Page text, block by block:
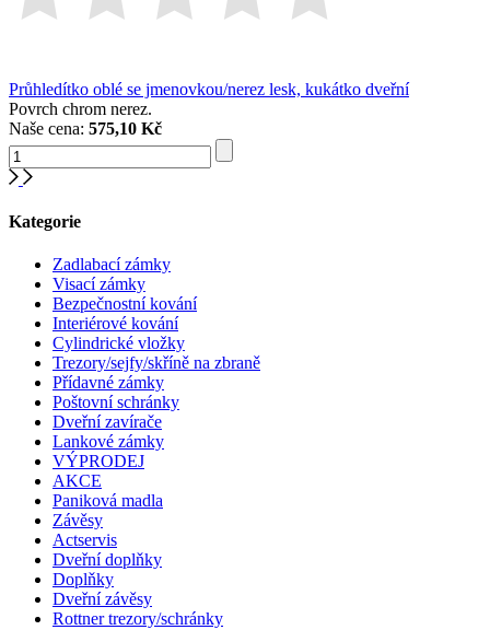
Průhledítko oblé se jmenovkou/nerez lesk, kukátko dveřní
Povrch chrom nerez.
Naše cena: 575,10 Kč
Kategorie
Zadlabací zámky
Visací zámky
Bezpečnostní kování
Interiérové kování
Cylindrické vložky
Trezory/sejfy/skříně na zbraně
Přídavné zámky
Poštovní schránky
Dveřní zavírače
Lankové zámky
VÝPRODEJ
AKCE
Paniková madla
Závěsy
Actservis
Dveřní doplňky
Doplňky
Dveřní závěsy
Rottner trezory/schránky